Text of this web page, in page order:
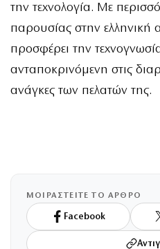
την τεχνολογία. Με
παρουσίας στην ελληνική
προσφέρει την
ανταποκρινόμενη στις
ανάγκες των πελατών της.
ΜΟΙΡΑΣΤΕΙΤΕ ΤΟ ΑΡΘΡΟ
Facebook